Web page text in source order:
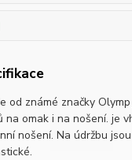
od známé značky
na omak i na nošení. je
nošení. Na údržbu